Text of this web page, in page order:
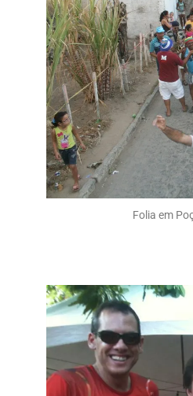
Folia em